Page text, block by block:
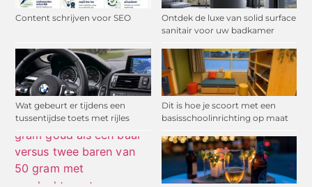
Content schrijven voor SEO
Ontdek de luxe van solid surface
sanitair voor uw badkamer
Wat gebeurt er tijdens een
tussentijdse toets met rijles
Dit is hoe je scoort met een
basisschoolinrichting op maat